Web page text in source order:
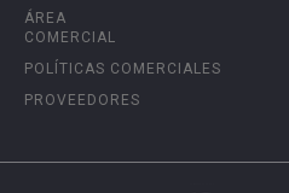
ÁREA
COMERCIAL
POLÍTICAS COMERCIALES
PROVEEDORES